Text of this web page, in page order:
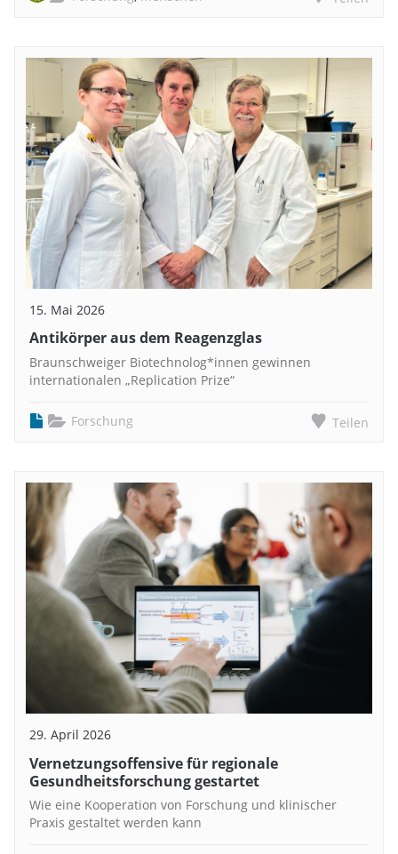
15. Mai 2026
Antikörper aus dem Reagenzglas
Braunschweiger Biotechnolog*innen gewinnen
internationalen „Replication Prize“
Forschung Teilen
29. April 2026
Vernetzungsoffensive für regionale
Gesundheitsforschung gestartet
Wie eine Kooperation von Forschung und klinischer
Praxis gestaltet werden kann